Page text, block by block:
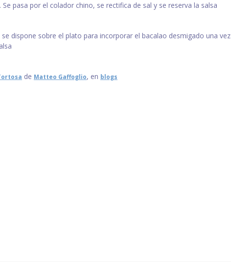
pasa por el colador chino, se rectifica de sal y se reserva la salsa
dispone sobre el plato para incorporar el bacalao desmigado una vez
de Matteo Gaffoglio, en blogs